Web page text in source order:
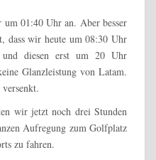
01:40 Uhr an. Aber besser
dass wir heute um 08:30 Uhr
und diesen erst um 20 Uhr
Glanzleistung von Latam.
wir jetzt noch drei Stunden
Aufregung zum Golfplatz
zu fahren.